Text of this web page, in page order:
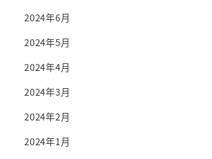
2024年6月
2024年5月
2024年4月
2024年3月
2024年2月
2024年1月